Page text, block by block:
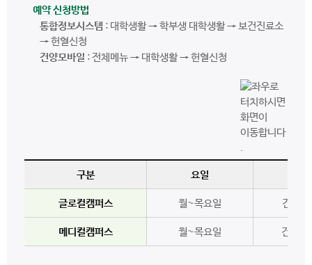
예약 신청방법
통합정보시스템 : 대학생활 → 학부생 대학생활 → 보건진료소
→ 헌혈신청
건양모바일 : 전체메뉴 → 대학생활 → 헌혈신청
구분 요일
글로컬캠퍼스 월~목요일 건양
메디컬캠퍼스 월~목요일 건양대